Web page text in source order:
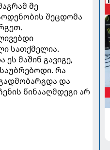
მე
შეცდომა
სათქმელია.
მაშინ გავიგე,
რა
და
წინააღმდეგი არ